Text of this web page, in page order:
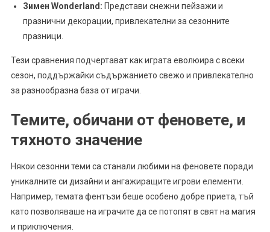
Зимен Wonderland: Представи снежни пейзажи и
празнични декорации, привлекателни за сезонните
празници.
Тези сравнения подчертават как играта еволюира с всеки
сезон, поддържайки съдържанието свежо и привлекателно
за разнообразна база от играчи.
Темите, обичани от феновете, и
тяхното значение
Някои сезонни теми са станали любими на феновете поради
уникалните си дизайни и ангажиращите игрови елементи.
Например, темата фентъзи беше особено добре приета, тъй
като позволяваше на играчите да се потопят в свят на магия
и приключения.